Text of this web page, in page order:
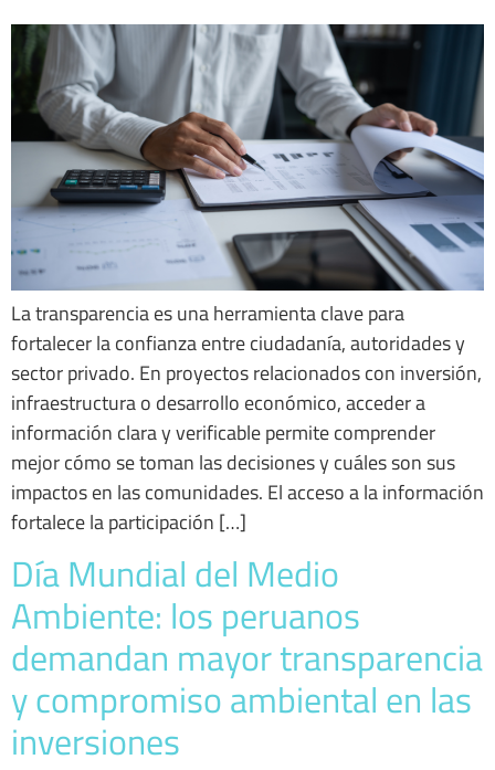
La transparencia es una herramienta clave para
fortalecer la confianza entre ciudadanía, autoridades y
sector privado. En proyectos relacionados con inversión,
infraestructura o desarrollo económico, acceder a
información clara y verificable permite comprender
mejor cómo se toman las decisiones y cuáles son sus
impactos en las comunidades. El acceso a la información
fortalece la participación […]
Día Mundial del Medio
Ambiente: los peruanos
demandan mayor transparencia
y compromiso ambiental en las
inversiones